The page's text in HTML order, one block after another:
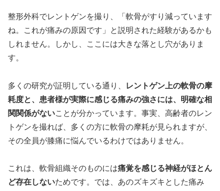
整形外科でレントゲンを撮り、「軟骨がすり減っています
ね。これが痛みの原因です」と説明された経験があるかも
しれません。しかし、ここには大きな落とし穴がありま
す。
多くの研究が証明している通り、
レントゲン上の軟骨の摩
耗度と、患者様が実際に感じる痛みの強さには、明確な相
関関係がないことが分かっています。事実、高齢者のレン
トゲンを撮れば、多くの方に軟骨の摩耗が見られますが、
その全員が膝痛に悩んでいるわけではありません。
これは、軟骨組織そのものには痛覚を感じる神経がほとん
ど存在しないためです。では、あのズキズキとした痛み